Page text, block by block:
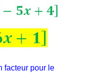
facteur pour le